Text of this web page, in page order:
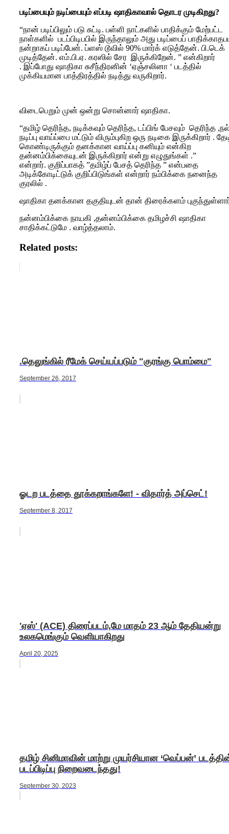
படிப்பையும் நடிப்பையும் எப்படி ஷாதிகாவால் தொடர முடிகிறது?
“நான் படிப்பிலும் படு சுட்டி. பள்ளி நாட்களில் பாதிக்கும் மேற்பட்ட
நாள்களில் படப்பிடிபபில் இருந்தாலும் அது படிப்பைப்
நன்றாகப் படிப்பேன். ப்ளஸ் டூவில் 90% மார்க் எடுத்தேன். பி.டெக்
முடித்தேன். எம்.பி.ஏ. கரஸில் சேர இருக்கிறேன். ” என்கிறார்
. இப்போது ஷாதிகா சுசீந்திரனின் ‘ஏஞ்சலினா ‘ படத்தில்
முக்கியமான பாத்திரத்தில் நடித்து வருகிறார்.
விடைபெறும் முன் ஒன்று சொன்னார் ஷாதிகா.
“தமிழ் தெரிந்த, நடிக்கவும் தெரிந்த, டப்பிங் பேசவும் தெரிந்த
நடிப்பு வாய்ப்பை மட்டும் விரும்புகிற ஒரு நடிகை இருக்கிறார் .
கொண்டிருக்கும் தனக்கான வாய்ப்பு கனியும் என்கிற
தன்னம்பிக்கையுடன் இருக்கிறார் என்று எழுதுங்கள் .”
என்றார். குறிப்பாகத் ”தமிழ்ப் பேசத் தெரிந்த ” என்பதை
அடிக்கோடிட்டுக் குறிப்பிடுங்கள் என்றார் நம்பிக்கை நனைந்த
குரலில் .
ஷாதிகா தனக்கான தகுதியுடன் தான் திரைக்களம்
நன்னம்பிக்கை நாயகி ,தன்னம்பிக்கை தமிழச்சி ஷாதிகா
சாதிக்கட்டுமே . வாழ்த்தலாம்.
Related posts:
.தெலுங்கில் ரீமேக் செய்யப்படும் "குரங்கு பொம்மை"
September 26, 2017
ஓடற படத்தை தூக்கறாங்களே! - விதார்த் அப்செட்!
September 8, 2017
'ஏஸ்' (ACE) திரைப்படம்,மே மாதம் 23 ஆம் தேதியன்று
உலகமெங்கும் வெளியாகிறது
April 20, 2025
தமிழ் சினிமாவின் மாற்று முயர்சியான ‘வெப்பன்’
படப்பிடிப்பு நிறைவடைந்தது!
September 30, 2023